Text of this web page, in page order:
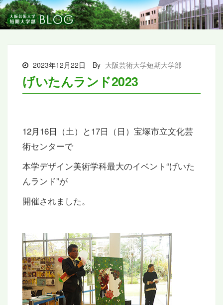
2023年12月22日 By 大阪芸術大学短期大学部
げいたんランド2023
12月16日（土）と17日（日）宝塚市立文化芸
術センターで
本学デザイン美術学科最大のイベント“げいた
んランド”が
開催されました。